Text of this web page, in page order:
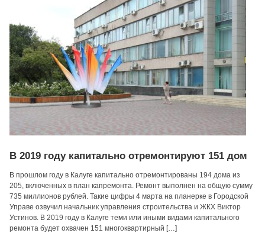
В 2019 году капитально отремонтируют 151 дом
В прошлом году в Калуге капитально отремонтированы 194 дома из
205, включенных в план капремонта. Ремонт выполнен на общую сумму
735 миллионов рублей. Такие цифры 4 марта на планерке в Городской
Управе озвучил начальник управления строительства и ЖКХ Виктор
Устинов. В 2019 году в Калуге теми или иными видами капитального
ремонта будет охвачен 151 многоквартирный […]